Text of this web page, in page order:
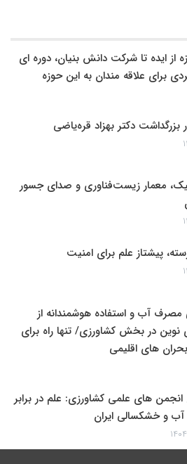
از ایده تا شرکت دانش بنیان، دوره ای
برای علاقه مندان به این حوزه
بزرگداشت دکتر بهزاد قره‌یاضی
معمار زیست‌فناوری و صدای جسور
پیشتاز علم برای امنیت
مصرف آب و استفاده هوشمندانه از
نوین در بخش کشاورزی/ تنها راه برای
های اقلیمی
انجمن های علمی کشاورزی: علم در برابر
آب و خشکسالی ایران